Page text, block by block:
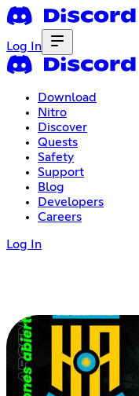
Log In
Download
Nitro
Discover
Quests
Safety
Support
Blog
Developers
Careers
Log In